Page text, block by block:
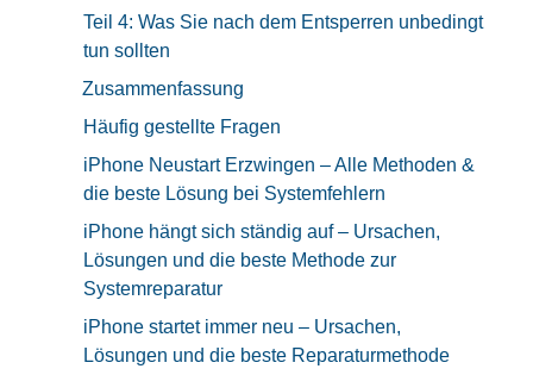
Teil 4: Was Sie nach dem Entsperren unbedingt
tun sollten
Zusammenfassung
Häufig gestellte Fragen
iPhone Neustart Erzwingen – Alle Methoden &
die beste Lösung bei Systemfehlern
iPhone hängt sich ständig auf – Ursachen,
Lösungen und die beste Methode zur
Systemreparatur
iPhone startet immer neu – Ursachen,
Lösungen und die beste Reparaturmethode